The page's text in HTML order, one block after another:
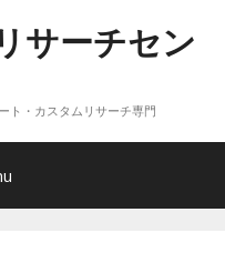
サーチセン
ト・カスタムリサーチ専門